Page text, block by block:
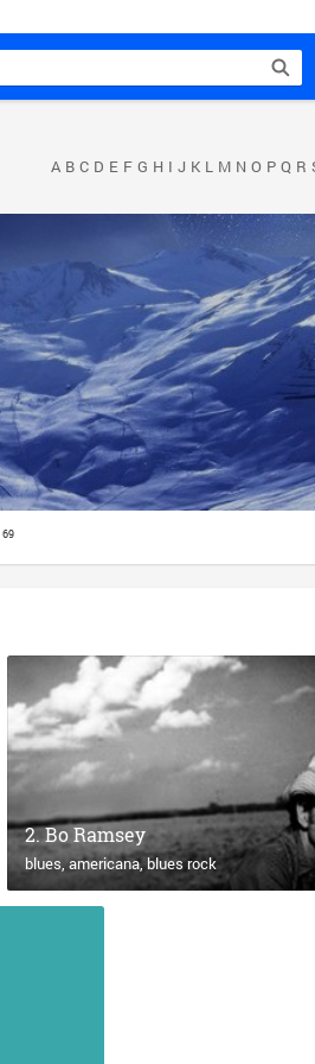
A B C D E F G H I J K L M N O P Q R
69
Bo Ramsey
blues americana blues rock